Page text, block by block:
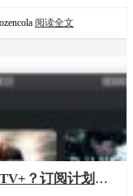
阅读全文
？订阅计划的